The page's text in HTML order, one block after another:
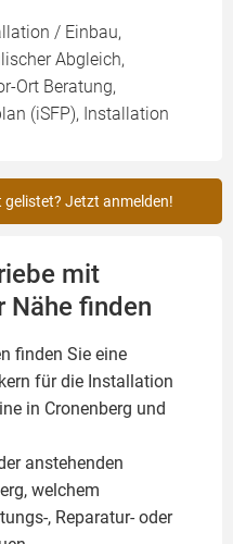
/ Einbau,
Abgleich,
Ort Beratung,
(iSFP), Installation
Jetzt anmelden!
mit
Nähe finden
finden Sie eine
für die Installation
in Cronenberg und
anstehenden
welchem
, Reparatur- oder